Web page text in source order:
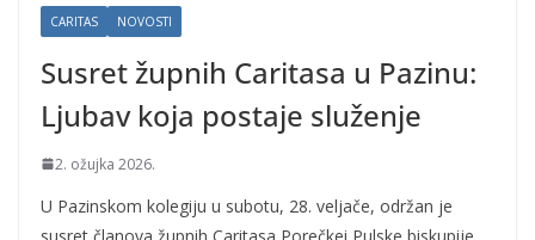
CARITAS NOVOSTI
Susret župnih Caritasa u Pazinu:
Ljubav koja postaje služenje
2. ožujka 2026.
U Pazinskom kolegiju u subotu, 28. veljače, održan je
susret članova župnih Caritasa Porečkei Pulske biskupije.